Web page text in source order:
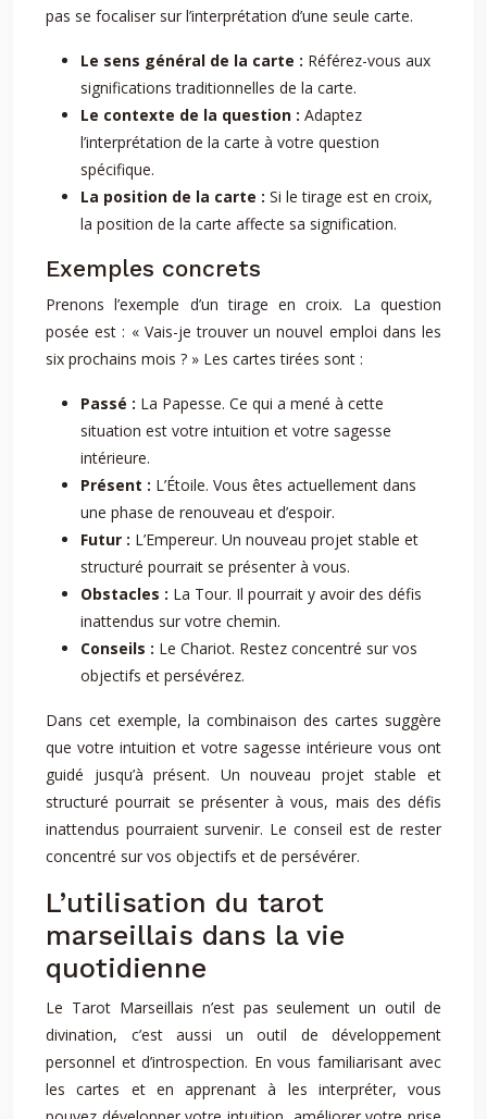
pas se focaliser sur l’interprétation d’une seule carte.
Le sens général de la carte : Référez-vous aux
significations traditionnelles de la carte.
Le contexte de la question : Adaptez
l’interprétation de la carte à votre question
spécifique.
La position de la carte : Si le tirage est en croix,
la position de la carte affecte sa signification.
Exemples concrets
Prenons l’exemple d’un tirage en croix. La question
posée est : « Vais-je trouver un nouvel emploi dans les
six prochains mois ? » Les cartes tirées sont :
Passé : La Papesse. Ce qui a mené à cette
situation est votre intuition et votre sagesse
intérieure.
Présent : L’Étoile. Vous êtes actuellement dans
une phase de renouveau et d’espoir.
Futur : L’Empereur. Un nouveau projet stable et
structuré pourrait se présenter à vous.
Obstacles : La Tour. Il pourrait y avoir des défis
inattendus sur votre chemin.
Conseils : Le Chariot. Restez concentré sur vos
objectifs et persévérez.
Dans cet exemple, la combinaison des cartes suggère
que votre intuition et votre sagesse intérieure vous ont
guidé jusqu’à présent. Un nouveau projet stable et
structuré pourrait se présenter à vous, mais des défis
inattendus pourraient survenir. Le conseil est de rester
concentré sur vos objectifs et de persévérer.
L’utilisation du tarot
marseillais dans la vie
quotidienne
Le Tarot Marseillais n’est pas seulement un outil de
divination, c’est aussi un outil de développement
personnel et d’introspection. En vous familiarisant avec
les cartes et en apprenant à les interpréter, vous